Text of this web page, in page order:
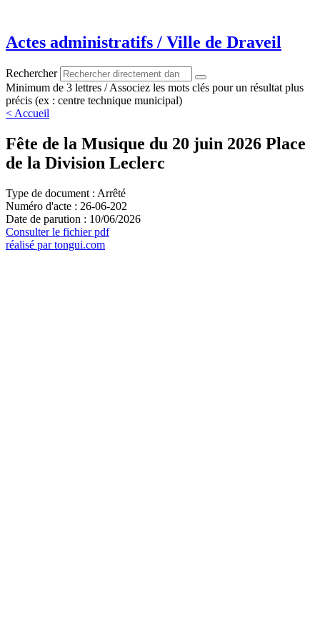
contenu
Actes administratifs / Ville de Draveil
Rechercher
Minimum de 3 lettres / Associez les mots clés pour un résultat plus
précis (ex : centre technique municipal)
< Accueil
Fête de la Musique du 20 juin 2026 Place
de la Division Leclerc
Type de document : Arrêté
Numéro d'acte : 26-06-202
Date de parution : 10/06/2026
Consulter le fichier pdf
réalisé par tongui.com